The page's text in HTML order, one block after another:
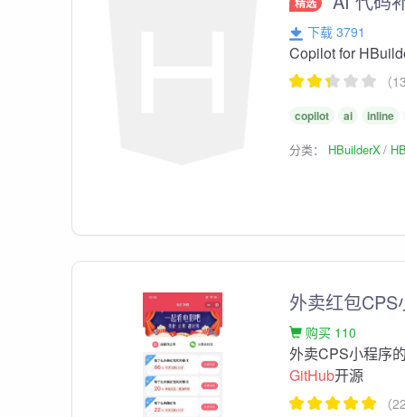
下载 3791
Copilot for
（
copilot ai inline
分类： HBuilderX
外卖红包
购买 110
外卖CPS小程序
GitHub开源
（